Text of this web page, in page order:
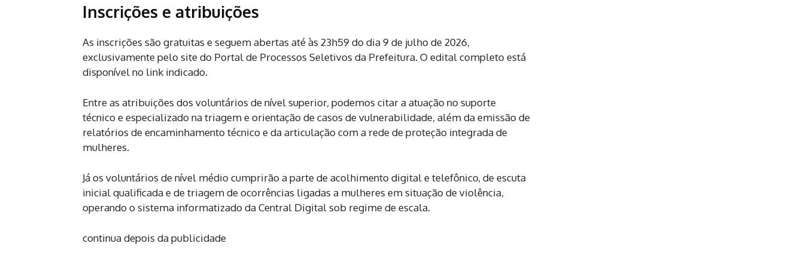
Inscrições e atribuições
As inscrições são gratuitas e seguem abertas até às 23h59 do dia 9 de julho de 2026,
exclusivamente pelo site do Portal de Processos Seletivos da Prefeitura. O edital completo está
disponível no link indicado.
Entre as atribuições dos voluntários de nível superior, podemos citar a atuação no suporte
técnico e especializado na triagem e orientação de casos de vulnerabilidade, além da emissão de
relatórios de encaminhamento técnico e da articulação com a rede de proteção integrada de
mulheres.
Já os voluntários de nível médio cumprirão a parte de acolhimento digital e telefônico, de escuta
inicial qualificada e de triagem de ocorrências ligadas a mulheres em situação de violência,
operando o sistema informatizado da Central Digital sob regime de escala.
continua depois da publicidade